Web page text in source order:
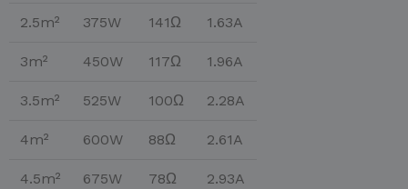
2.5m² 375W 141Ω 1.63A
3m² 450W 117Ω 1.96A
3.5m² 525W 100Ω 2.28A
4m² 600W 88Ω 2.61A
4.5m² 675W 78Ω 2.93A